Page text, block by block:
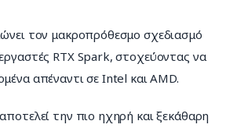
τον μακροπρόθεσμο σχεδιασμό
RTX Spark, στοχεύοντας να
απέναντι σε Intel και AMD.
αποτελεί την πιο ηχηρή και ξεκάθαρη